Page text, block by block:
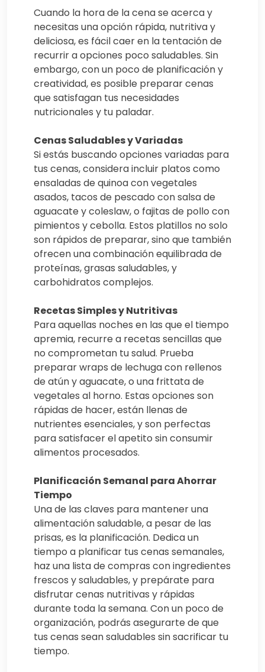
Cuando la hora de la cena se acerca y
necesitas una opción rápida, nutritiva y
deliciosa, es fácil caer en la tentación de
recurrir a opciones poco saludables. Sin
embargo, con un poco de planificación y
creatividad, es posible preparar cenas
que satisfagan tus necesidades
nutricionales y tu paladar.
Cenas Saludables y Variadas
Si estás buscando opciones variadas para
tus cenas, considera incluir platos como
ensaladas de quinoa con vegetales
asados, tacos de pescado con salsa de
aguacate y coleslaw, o fajitas de pollo con
pimientos y cebolla. Estos platillos no solo
son rápidos de preparar, sino que también
ofrecen una combinación equilibrada de
proteínas, grasas saludables, y
carbohidratos complejos.
Recetas Simples y Nutritivas
Para aquellas noches en las que el tiempo
apremia, recurre a recetas sencillas que
no comprometan tu salud. Prueba
preparar wraps de lechuga con rellenos
de atún y aguacate, o una frittata de
vegetales al horno. Estas opciones son
rápidas de hacer, están llenas de
nutrientes esenciales, y son perfectas
para satisfacer el apetito sin consumir
alimentos procesados.
Planificación Semanal para Ahorrar
Tiempo
Una de las claves para mantener una
alimentación saludable, a pesar de las
prisas, es la planificación. Dedica un
tiempo a planificar tus cenas semanales,
haz una lista de compras con ingredientes
frescos y saludables, y prepárate para
disfrutar cenas nutritivas y rápidas
durante toda la semana. Con un poco de
organización, podrás asegurarte de que
tus cenas sean saludables sin sacrificar tu
tiempo.